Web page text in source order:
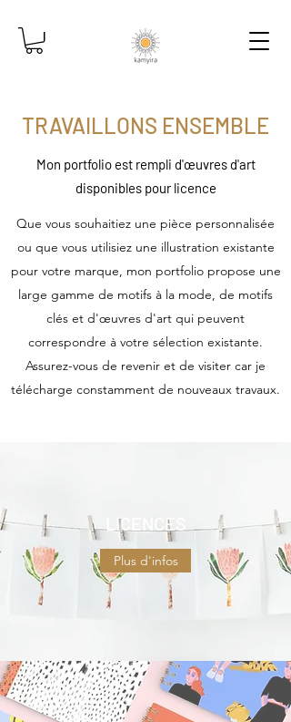
TRAVAILLONS ENSEMBLE
Mon portfolio est rempli d'œuvres d'art
disponibles pour licence
Que vous souhaitiez une pièce personnalisée
ou que vous utilisiez une illustration existante
pour votre marque, mon portfolio propose une
large gamme de motifs à la mode, de motifs
clés et d'œuvres d'art qui peuvent
correspondre à votre sélection existante.
Assurez-vous de revenir et de visiter car je
télécharge constamment de nouveaux travaux.
LICENCES
Plus d'infos